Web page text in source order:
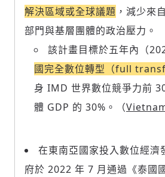
解決區域或全球議題 ，減少來
部門與基層團體的政治壓力。
該計畫目標於五年內（
國完全數位轉型（full
身 IMD 世界數位競爭力前
體 GDP 的 30%。（
在東南亞國家投入數位經濟
府於 2022 年 7 月通過《泰國